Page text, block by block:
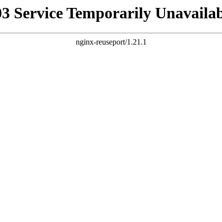
Service Temporarily
nginx-reuseport/1.21.1